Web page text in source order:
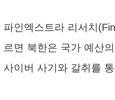
파인엑스트라 리서치
르면 북한은 국가 예산
사이버 사기와 갈취를